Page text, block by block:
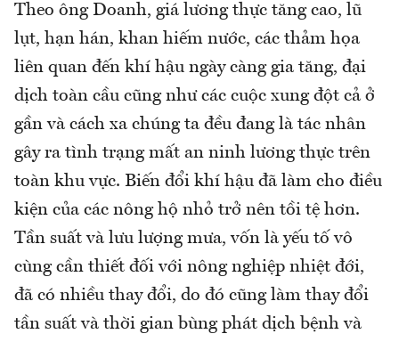
Theo ông Doanh, giá lương thực tăng cao, lũ
lụt, hạn hán, khan hiếm nước, các thảm họa
liên quan đến khí hậu ngày càng gia tăng, đại
dịch toàn cầu cũng như các cuộc xung đột cả ở
gần và cách xa chúng ta đều đang là tác nhân
gây ra tình trạng mất an ninh lương thực trên
toàn khu vực. Biến đổi khí hậu đã làm cho điều
kiện của các nông hộ nhỏ trở nên tồi tệ hơn.
Tần suất và lưu lượng mưa, vốn là yếu tố vô
cùng cần thiết đối với nông nghiệp nhiệt đới,
đã có nhiều thay đổi, do đó cũng làm thay đổi
tần suất và thời gian bùng phát dịch bệnh và